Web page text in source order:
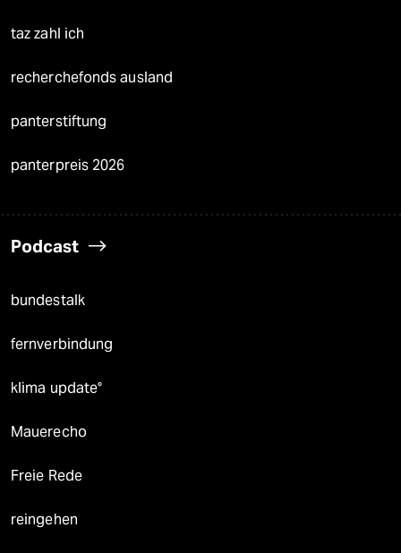
taz zahl ich
recherchefonds ausland
panterstiftung
panterpreis 2026
Podcast
bundestalk
fernverbindung
klima update°
Mauerecho
Freie Rede
reingehen